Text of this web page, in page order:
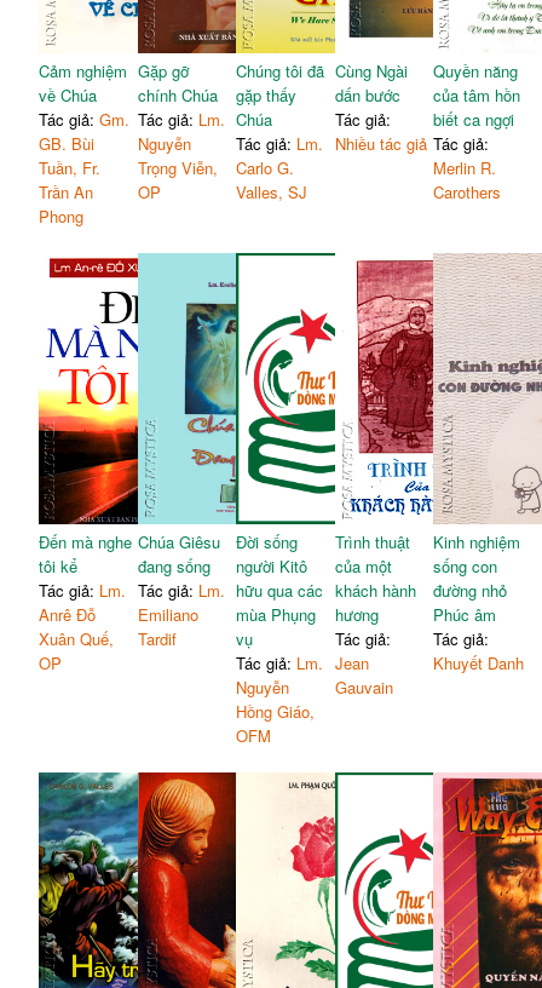
Cảm nghiệm
về Chúa
Tác giả:Gm.
GB. Bùi
Tuần, Fr.
Trần An
Phong
Gặp gỡ
chính Chúa
Tác giả: Lm.
Nguyễn
Trọng Viễn,
OP
Chúng tôi đã
gặp thấy
Chúa
Tác giả: Lm.
Carlo G.
Valles, SJ
Cùng Ngài
dấn bước
Tác giả:
Nhiều tác giả
Quyền năng
của tâm hồn
biết ca ngợi
Tác giả:
Merlin R.
Carothers
Đến mà nghe
tôi kể
Tác giả: Lm.
Anrê Đỗ
Xuân Quế,
OP
Chúa Giêsu
đang sống
Tác giả: Lm.
Emiliano
Tardif
Đời sống
người Kitô
hữu qua các
mùa Phụng
vụ
Tác giả: Lm.
Nguyễn
Hồng Giáo,
OFM
Trình thuật
của một
khách hành
hương
Tác giả:
Jean
Gauvain
Kinh nghiệm
sống con
đường nhỏ
Phúc âm
Tác giả:
Khuyết Danh